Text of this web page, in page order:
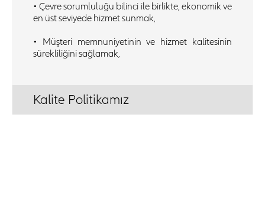
• Çevre sorumluluğu bilinci ile birlikte, ekonomik ve
en üst seviyede hizmet sunmak,
• Müşteri memnuniyetinin ve hizmet kalitesinin
sürekliliğini sağlamak,
Kalite Politikamız